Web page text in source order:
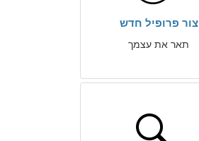
צור פרופיל חדש
תאר את עצמך